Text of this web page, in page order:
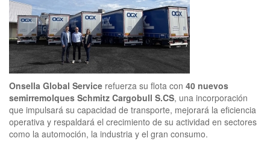
Onsella Global Service refuerza su flota con 40 nuevos
semirremolques Schmitz Cargobull S.CS, una incorporación
que impulsará su capacidad de transporte, mejorará la eficiencia
operativa y respaldará el crecimiento de su actividad en sectores
como la automoción, la industria y el gran consumo.